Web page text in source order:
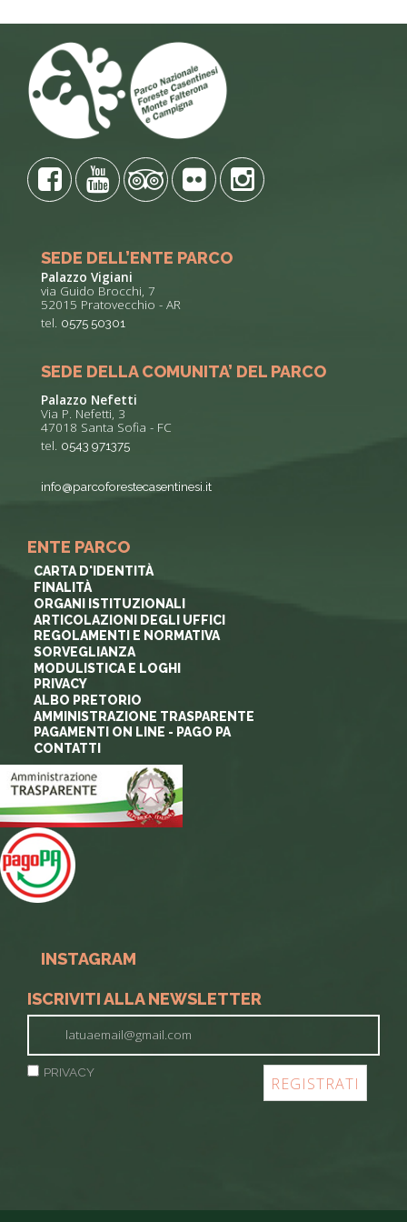
SEDE DELL’ENTE PARCO
Palazzo Vigiani
via Guido Brocchi, 7
52015 Pratovecchio - AR
tel. 0575 50301
SEDE DELLA COMUNITA’ DEL PARCO
Palazzo Nefetti
Via P. Nefetti, 3
47018 Santa Sofia - FC
tel. 0543 971375
info@parcoforestecasentinesi.it
ENTE PARCO
CARTA D'IDENTITÀ
FINALITÀ
ORGANI ISTITUZIONALI
ARTICOLAZIONI DEGLI UFFICI
REGOLAMENTI E NORMATIVA
SORVEGLIANZA
MODULISTICA E LOGHI
PRIVACY
ALBO PRETORIO
AMMINISTRAZIONE TRASPARENTE
PAGAMENTI ON LINE - PAGO PA
CONTATTI
INSTAGRAM
ISCRIVITI ALLA NEWSLETTER
PRIVACY